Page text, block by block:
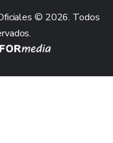
© 2026. Todos